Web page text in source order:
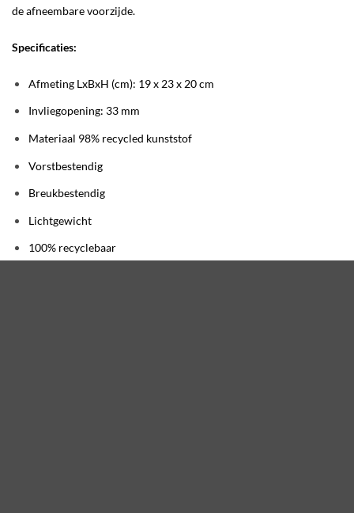
de afneembare voorzijde.
Specificaties:
Afmeting LxBxH (cm): 19 x 23 x 20 cm
Invliegopening: 33 mm
Materiaal 98% recycled kunststof
Vorstbestendig
Breukbestendig
Lichtgewicht
100% recyclebaar